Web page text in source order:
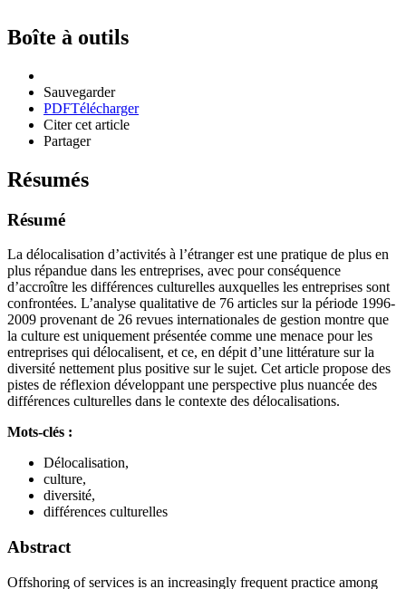
Boîte à outils
Sauvegarder
PDFTélécharger
Citer cet article
Partager
Résumés
Résumé
La délocalisation d’activités à l’étranger est une pratique de plus en
plus répandue dans les entreprises, avec pour conséquence
d’accroître les différences culturelles auxquelles les entreprises sont
confrontées. L’analyse qualitative de 76 articles sur la période 1996-
2009 provenant de 26 revues internationales de gestion montre que
la culture est uniquement présentée comme une menace pour les
entreprises qui délocalisent, et ce, en dépit d’une littérature sur la
diversité nettement plus positive sur le sujet. Cet article propose des
pistes de réflexion développant une perspective plus nuancée des
différences culturelles dans le contexte des délocalisations.
Mots-clés :
Délocalisation,
culture,
diversité,
différences culturelles
Abstract
Offshoring of services is an increasingly frequent practice among